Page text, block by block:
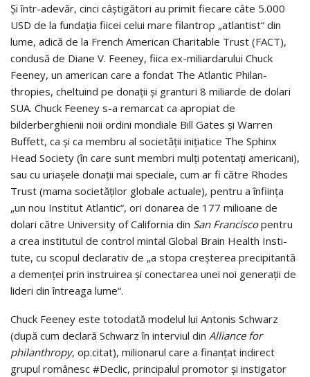
Şi într-adevăr, cinci câştigători au primit fiecare câte 5.000
USD de la fundaţia fiicei celui mare filantrop „atlantist“ din
lume, adică de la French American Charitable Trust (FACT),
condusă de Diane V. Feeney, fiica ex-mi­liardarului Chuck
Feeney, un american care a fondat The Atlantic Philan­
thropies, cheltuind pe donaţii şi granturi 8 miliarde de dolari
SUA. Chuck Feeney s-a remarcat ca apropiat de
bilderberghienii noii ordini mondiale Bill Gates şi Warren
Buffett, ca şi ca membru al societăţii iniţiatice The Sphinx
Head Society (în care sunt membri mulţi potentaţi americani),
sau cu uri­a­şele donaţii mai speciale, cum ar fi către Rhodes
Trust (mama societă­ţi­lor globale actuale), pentru a înfiinţa
„un nou Institut Atlantic“, ori donarea de 177 milioane de
dolari către University of California din San Franciscopentru
a crea institutul de control mintal Global Brain Health Insti­
tute, cu scopul declarativ de „a stopa creşterea precipitantă
a demenţei prin in­stru­irea şi conectarea unei noi generaţii de
lideri din întreaga lume“.
Chuck Feeney este totodată modelul lui Antonis Schwarz
(după cum declară Schwarz în interviul din Alliance for
philanthropy, op.citat), milio­na­rul care a finanţat indirect
grupul românesc #Declic, principalul promotor şi instigator